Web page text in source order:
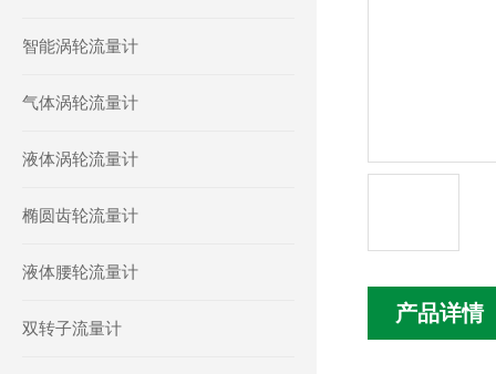
智能涡轮流量计
气体涡轮流量计
液体涡轮流量计
椭圆齿轮流量计
液体腰轮流量计
双转子流量计
产品详情